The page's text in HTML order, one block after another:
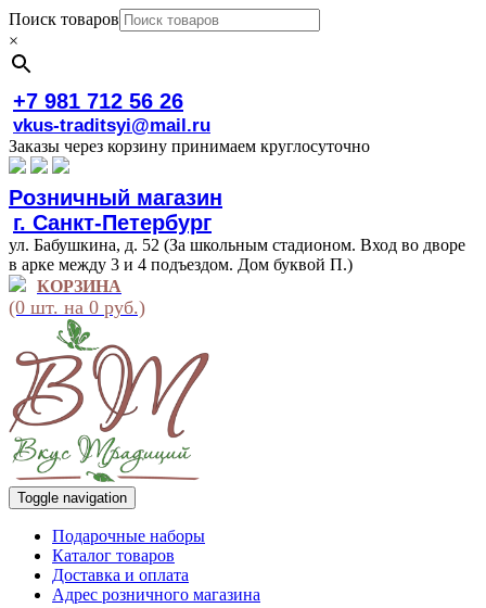
Поиск товаров
×
+7 981 712 56 26
vkus-traditsyi@mail.ru
Заказы через корзину принимаем круглосуточно
Розничный магазин
г. Санкт-Петербург
ул. Бабушкина, д. 52 (За школьным стадионом. Вход во дворе
в арке между 3 и 4 подъездом. Дом буквой П.)
КОРЗИНА
(0 шт. на 0 руб.)
Toggle navigation
Подарочные наборы
Каталог товаров
Доставка и оплата
Адрес розничного магазина